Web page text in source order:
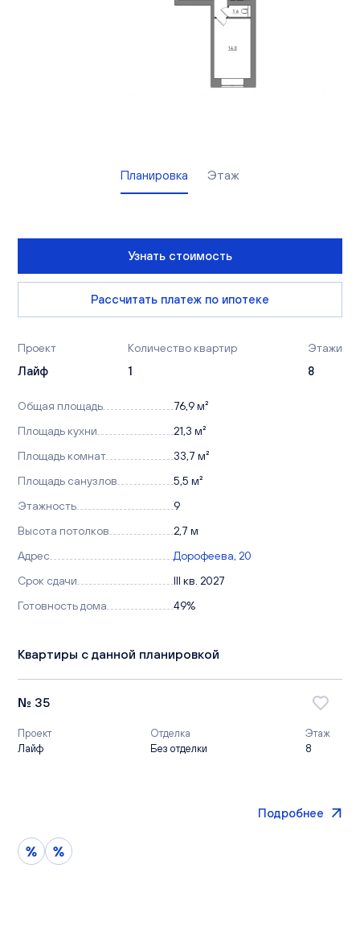
Офисы продаж
Планировка Этаж
Узнать стоимость
Рассчитать платеж по ипотеке
Проект
Лайф
Количество квартир
1
Этажи
8
Общая площадь
76,9 м²
Площадь кухни
21,3 м²
Площадь комнат
33,7 м²
Площадь санузлов
5,5 м²
Этажность
9
Высота потолков
2,7 м
Адрес
Дорофеева, 20
Срок сдачи
III кв. 2027
Готовность дома
49%
Квартиры с данной планировкой
№ 35
Проект
Лайф
Отделка
Без отделки
Этаж
8
Подробнее